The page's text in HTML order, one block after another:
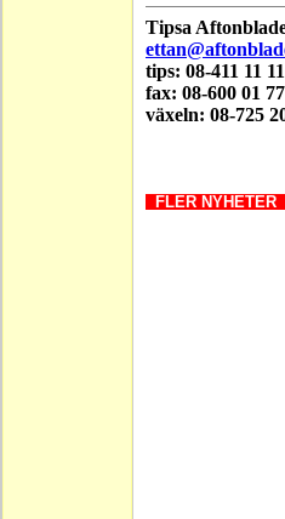
Tipsa
tips: 08-411 11 11
fax: 08-600 01 77
växeln: 08-725
FLER NYHETER